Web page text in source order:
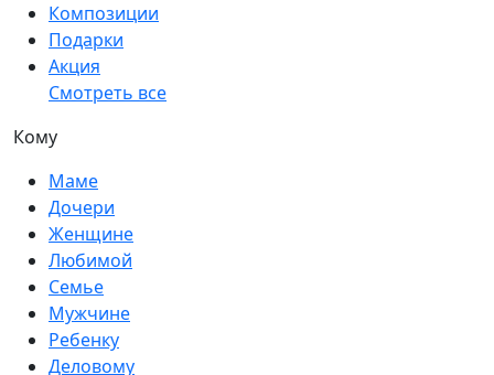
Композиции
Подарки
Акция
Смотреть все
Кому
Маме
Дочери
Женщине
Любимой
Семье
Мужчине
Ребенку
Деловому